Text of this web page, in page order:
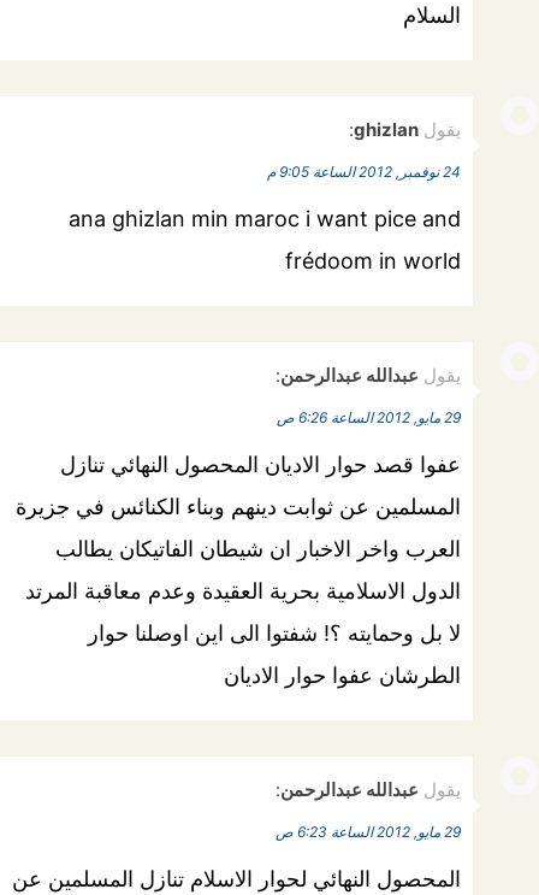
السلام
يقول ghizlan
:
24 نوفمبر, 2012 الساعة 9:05 م
ana ghizlan min maroc i want pice and
frédoom in world
يقول عبدالله عبدالرحمن:
29 مايو, 2012 الساعة 6:26 ص
عفوا قصد حوار الاديان المحصول النهائي تنازل
المسلمين عن ثوابت دينهم وبناء الكنائس في جزيرة
العرب واخر الاخبار ان شيطان الفاتيكان يطالب
الدول الاسلامية بحرية العقيدة وعدم معاقبة المرتد
لا بل وحمايته ؟! شفتوا الى اين اوصلنا حوار
الطرشان عفوا حوار الاديان
يقول عبدالله عبدالرحمن:
29 مايو, 2012 الساعة 6:23 ص
المحصول النهائي لحوار الاسلام تنازل المسلمين عن